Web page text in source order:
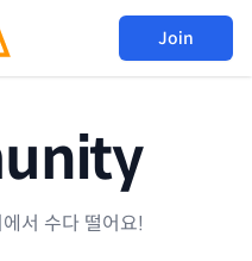
Join
서 수다 떨어요!